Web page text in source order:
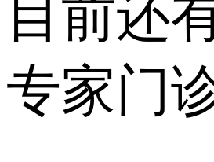
目前还
专家门